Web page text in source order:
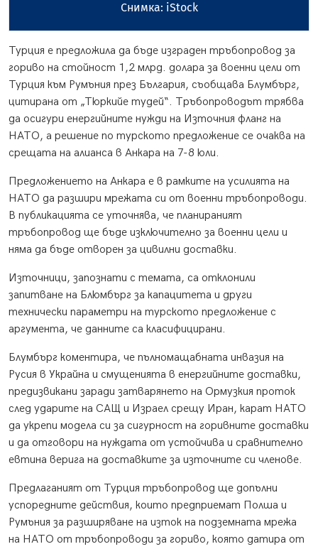
Снимка: iStock
Турция е предложила да бъде изграден тръбопровод за
гориво на стойност 1,2 млрд. долара за военни цели от
Турция към Румъния през България, съобщава Блумбърг,
цитирана от „Тюркийе тудей“. Тръбопроводът трябва
да осигури енергийните нужди на Източния фланг на
НАТО, а решение по турското предложение се очаква на
срещата на алианса в Анкара на 7-8 юли.
Предложението на Анкара е в рамките на усилията на
НАТО да разшири мрежата си от военни тръбопроводи.
В публикацията се уточнява, че планираният
тръбопровод ще бъде изключително за военни цели и
няма да бъде отворен за цивилни доставки.
Източници, запознати с темата, са отклонили
запитване на Блюмбърг за капацитета и други
технически параметри на турското предложение с
аргумента, че данните са класифицирани.
Блумбърг коментира, че пълномащабната инвазия на
Русия в Украйна и смущенията в енергийните доставки,
предизвикани заради затварянето на Ормузкия проток
след ударите на САЩ и Израел срещу Иран, карат НАТО
да укрепи модела си за сигурност на горивните доставки
и да отговори на нуждата от устойчива и сравнително
евтина верига на доставките за източните си членове.
Предлаганият от Турция тръбопровод ще допълни
успоредните действия, които предприемат Полша и
Румъния за разширяване на изток на подземната мрежа
на НАТО от тръбопроводи за гориво, която датира от